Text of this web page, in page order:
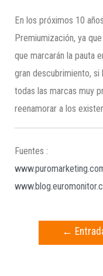
En los próximos 10
Premiumización, ya
que marcarán la pauta
gran descubrimiento,
todas las marcas muy
reenamorar a los
Fuentes :
←